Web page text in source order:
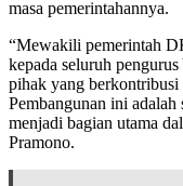
masa pemerintahannya.
“Mewakili pemerintah
kepada seluruh
pihak yang
Pembangunan ini adalah
menjadi bagian utama
Pramono.